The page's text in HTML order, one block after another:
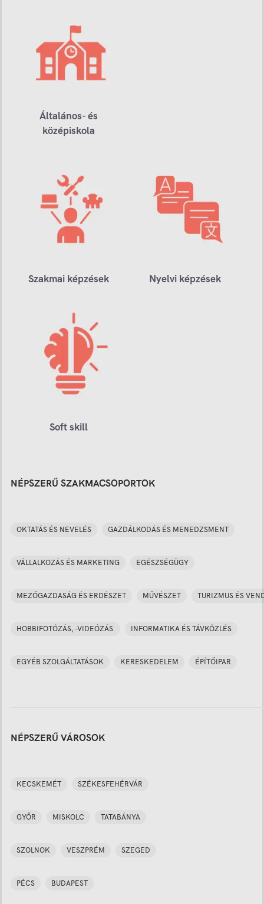
Általános- és
középiskola
Szakmai képzések Nyelvi képzések
Soft skill
NÉPSZERŰ SZAKMACSOPORTOK
OKTATÁS ÉS NEVELÉS GAZDÁLKODÁS ÉS MENEDZSMENT
VÁLLALKOZÁS ÉS MARKETING EGÉSZSÉGÜGY
MEZŐGAZDASÁG ÉS ERDÉSZET MŰVÉSZET TURIZMUS ÉS
HOBBIFOTÓZÁS, -VIDEÓZÁS INFORMATIKA ÉS TÁVKÖZLÉS
EGYÉB SZOLGÁLTATÁSOK KERESKEDELEM ÉPÍTŐIPAR
NÉPSZERŰ VÁROSOK
KECSKEMÉT SZÉKESFEHÉRVÁR
GYŐR MISKOLC TATABÁNYA
SZOLNOK VESZPRÉM SZEGED
PÉCS BUDAPEST